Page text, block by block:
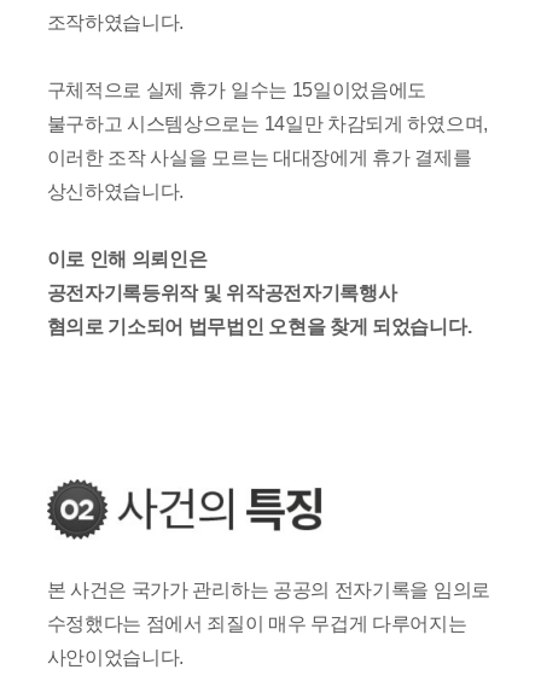
조작하였습니다.
구체적으로 실제 휴가 일수는 15일이었음에도
불구하고 시스템상으로는 14일만 차감되게 하였으며,
이러한 조작 사실을 모르는 대대장에게 휴가 결제를
상신하였습니다.
이로 인해 의뢰인은
공전자기록등위작 및 위작공전자기록행사
혐의로 기소되어 법무법인 오현을 찾게 되었습니다.
본 사건은 국가가 관리하는 공공의 전자기록을 임의로
수정했다는 점에서 죄질이 매우 무겁게 다루어지는
사안이었습니다.